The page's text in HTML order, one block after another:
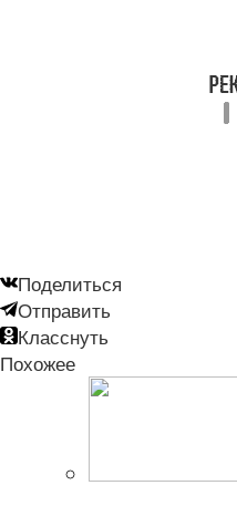
Поделиться
Отправить
Класснуть
Похожее